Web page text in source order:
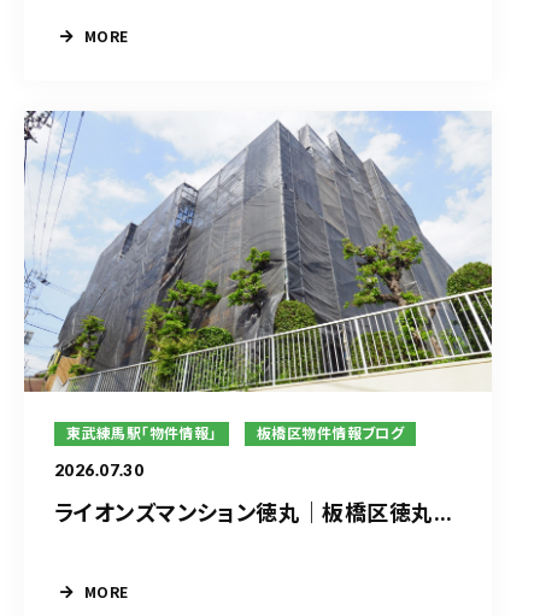
MORE
東武練馬駅「物件情報」 板橋区物件情報ブログ
2026.07.30
ライオンズマンション徳丸｜板橋区徳丸...
MORE